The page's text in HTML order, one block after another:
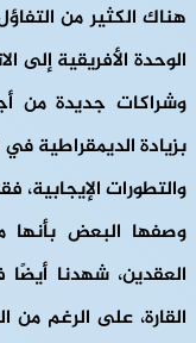
هناك الكثير من
الوحدة الأفريقية إلى
وشراكات جديدة من
بزيادة الديمقراطية
والتطورات
وصفها البعض
العقدين، شهدنا
القارة، على الرغم من